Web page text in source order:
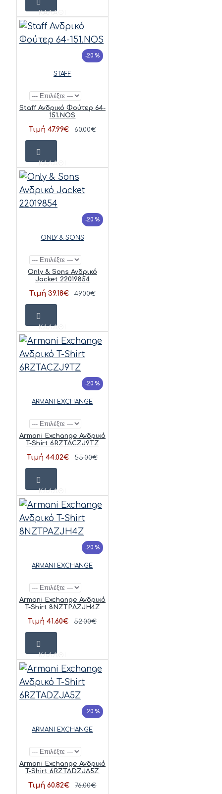
ΚΑΛΆΘΙ
-20 %
STAFF
Staff Ανδρικό Φούτερ 64-
151.NOS
Τιμή 47.99€ 60.00€
ΚΑΛΆΘΙ
-20 %
ONLY & SONS
Only & Sons Ανδρικό
Jacket 22019854
Τιμή 39.18€ 49.00€
ΚΑΛΆΘΙ
-20 %
ARMANI EXCHANGE
Armani Exchange Ανδρικό
T-Shirt 6RZTACZJ9TZ
Τιμή 44.02€ 55.00€
ΚΑΛΆΘΙ
-20 %
ARMANI EXCHANGE
Armani Exchange Ανδρικό
T-Shirt 8NZTPAZJH4Z
Τιμή 41.60€ 52.00€
ΚΑΛΆΘΙ
-20 %
ARMANI EXCHANGE
Armani Exchange Ανδρικό
T-Shirt 6RZTADZJA5Z
Τιμή 60.82€ 76.00€